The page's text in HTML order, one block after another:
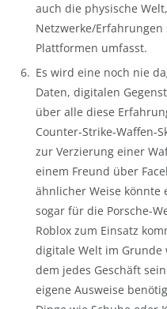
auch die physische
Netzwerke/Erfahrungen
Plattformen umfasst.
Es wird eine noch nie
Daten, digitalen
über alle diese
Counter-Strike-Waffen-
zur Verzierung einer
einem Freund über
ähnlicher Weise könnte
sogar für die Porsche-
Roblox zum Einsatz
digitale Welt im
dem jedes Geschäft
eigene Ausweise